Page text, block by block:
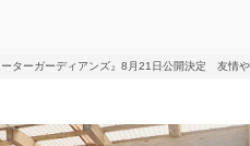
ターガーディアンズ』8月21日公開決定 友情